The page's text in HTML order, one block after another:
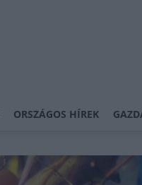
ORSZÁGOS HÍREK